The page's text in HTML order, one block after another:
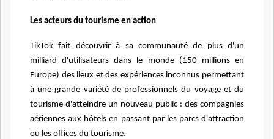
Les acteurs du tourisme en action
TikTok fait découvrir à sa communauté de plus d'un
milliard d'utilisateurs dans le monde (150 millions en
Europe) des lieux et des expériences inconnus permettant
à une grande variété de professionnels du voyage et du
tourisme d'atteindre un nouveau public : des compagnies
aériennes aux hôtels en passant par les parcs d'attraction
ou les offices du tourisme.